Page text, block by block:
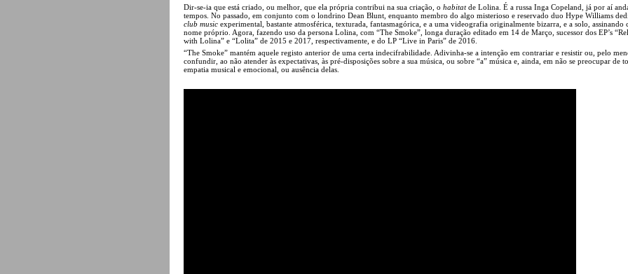
Dir-se-ia que está criado, ou melhor, que ela própria contribui na sua criação, o habitatde Lolina. É a russa Inga Copeland, já por aí
tempos. No passado, em conjunto com o londrino Dean Blunt, enquanto membro do algo misterioso e reservado duo Hype Williams
club music experimental, bastante atmosférica, texturada, fantasmagórica, e a uma videografia originalmente bizarra, e a solo, assinando
nome próprio. Agora, fazendo uso da persona Lolina, com “The Smoke”, longa duração editado em 14 de Março, sucessor dos EP’s
with Lolina” e “Lolita” de 2015 e 2017, respectivamente, e do LP “Live in Paris” de 2016.
“The Smoke” mantém aquele registo anterior de uma certa indecifrabilidade. Adivinha-se a intenção em contrariar e resistir ou, pelo
confundir, ao não atender às expectativas, às pré-disposições sobre a sua música, ou sobre “a” música e, ainda, em não se preocupar de
empatia musical e emocional, ou ausência delas.